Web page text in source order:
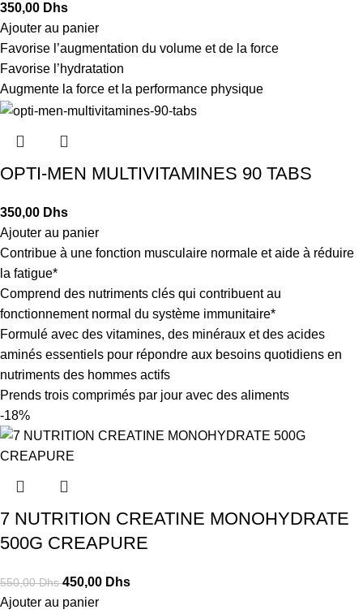
Dhs
Ajouter au panier
Favorise l’augmentation du volume et de la force
Favorise l’hydratation
Augmente la force et la performance physique
OPTI-MEN MULTIVITAMINES 90 TABS
Dhs
Ajouter au panier
Contribue à une fonction musculaire normale et aide à réduire
la fatigue*
Comprend des nutriments clés qui contribuent au
fonctionnement normal du système immunitaire*
Formulé avec des vitamines, des minéraux et des acides
aminés essentiels pour répondre aux besoins quotidiens en
nutriments des hommes actifs
Prends trois comprimés par jour avec des aliments
-18%
7 NUTRITION CREATINE MONOHYDRATE
500G CREAPURE
550,00Dhs450,00 Dhs
Ajouter au panier